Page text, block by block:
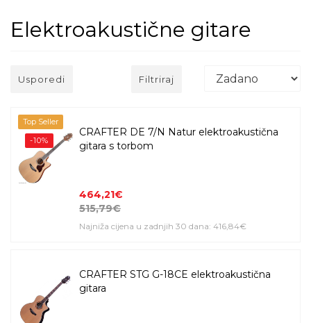
Elektroakustične gitare
Usporedi Filtriraj
Top Seller
-10%
CRAFTER DE 7/N Natur elektroakustična
gitara s torbom
464,21€
515,79€
Najniža cijena u zadnjih 30 dana: 416,84€
CRAFTER STG G-18CE elektroakustična
gitara